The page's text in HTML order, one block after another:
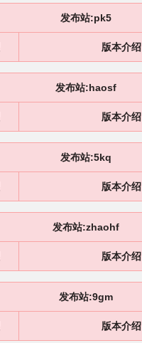
发布站:pk5
版本介绍
发布站:haosf
版本介绍
发布站:5kq
版本介绍
发布站:zhaohf
版本介绍
发布站:9gm
版本介绍